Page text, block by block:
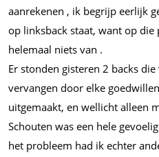
aanrekenen , ik begrijp eerlijk
op linksback staat, want op
helemaal niets van .
Er stonden gisteren 2 backs
vervangen door elke
uitgemaakt, en wellicht alleen
Schouten was een hele
het probleem had ik echter